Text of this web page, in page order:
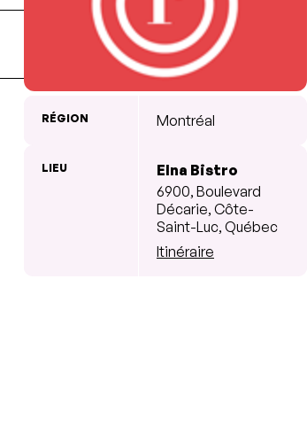
RÉGION Montréal
LIEU
Elna Bistro
6900, Boulevard
Décarie, Côte-
Saint-Luc, Québec
Itinéraire